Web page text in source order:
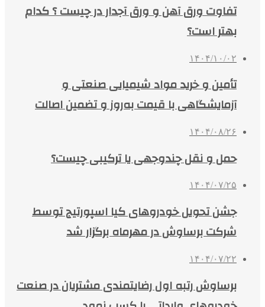
تفاوت ورق آهن و ورق آجدار در چیست ؟ کدام
بهتر است؟
۱۴۰۴/۱۰/۰۲
تأمین و خرید مواد شیمیایی صنعتی و
آزمایشگاهی با قیمت به‌روز و تضمین اصالت
۱۴۰۴/۰۸/۲۶
حمل و نقل چندوجهی یا ترکیبی چیست؟
۱۴۰۴/۰۷/۲۵
جشن تحویل خودروهای کیا اسپورتیج توسط
شرکت برساوش در مهرماه برگزار شد
۱۴۰۴/۰۷/۲۲
برساوش رتبه اول رضایتمندی مشتریان در صنعت